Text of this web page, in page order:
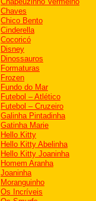
Chaves
Chico Bento
Cinderella
Cocoricó
Disney
Dinossauros
Formaturas
Frozen
Fundo do Mar
Futebol – Atlético
Futebol – Cruzeiro
Galinha Pintadinha
Gatinha Marie
Hello Kitty
Hello Kitty Abelinha
Hello Kitty Joaninha
Homem Aranha
Joaninha
Moranguinho
Os Incríveis